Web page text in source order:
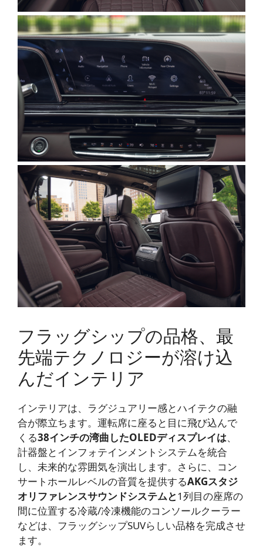
フラッグシップの品格、最
先端テクノロジーが溶け込
んだインテリア
インテリアは、ラグジュアリー感とハイテクの融
合が際立ちます。運転席に座ると目に飛び込んで
くる38インチの湾曲したOLEDディスプレイは、
計器盤とインフォテインメントシステムを統合
し、未来的な雰囲気を演出します。さらに、コン
サートホールレベルの音質を提供するAKGスタジ
オリファレンスサウンドシステムと1列目の座席の
間に位置する冷蔵/冷凍機能のコンソールクーラー
などは、フラッグシップSUVらしい品格を完成させ
ます。